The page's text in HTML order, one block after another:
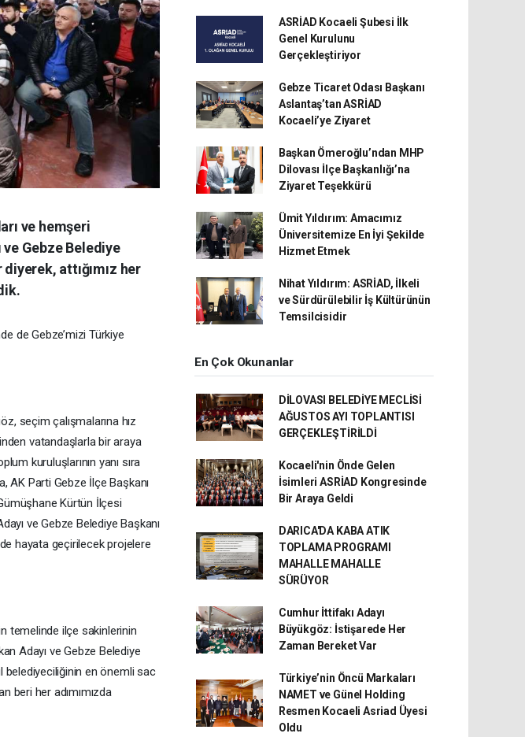
ve hemşeri
Gebze Belediye
attığımız her
de Gebze’mizi Türkiye
seçim çalışmalarına hız
vatandaşlarla bir araya
kuruluşlarının yanı sıra
AK Parti Gebze İlçe Başkanı
Kürtün İlçesi
ve Gebze Belediye Başkanı
hayata geçirilecek projelere
temelinde ilçe sakinlerinin
Adayı ve Gebze Belediye
belediyeciliğinin en önemli sac
beri her adımımızda
ASRİAD Kocaeli Şubesi İlk
Genel Kurulunu
Gerçekleştiriyor
Gebze Ticaret Odası Başkanı
Aslantaş’tan ASRİAD
Kocaeli’ye Ziyaret
Başkan Ömeroğlu’ndan MHP
Dilovası İlçe Başkanlığı’na
Ziyaret Teşekkürü
Ümit Yıldırım: Amacımız
Üniversitemize En İyi Şekilde
Hizmet Etmek
Nihat Yıldırım: ASRİAD, İlkeli
ve Sürdürülebilir İş Kültürünün
Temsilcisidir
En Çok Okunanlar
DİLOVASI BELEDİYE MECLİSİ
AĞUSTOS AYI TOPLANTISI
GERÇEKLEŞTİRİLDİ
Kocaeli'nin Önde Gelen
İsimleri ASRİAD Kongresinde
Bir Araya Geldi
DARICA'DA KABA ATIK
TOPLAMA PROGRAMI
MAHALLE MAHALLE
SÜRÜYOR
Cumhur İttifakı Adayı
Büyükgöz: İstişarede Her
Zaman Bereket Var
Türkiye’nin Öncü Markaları
NAMET ve Günel Holding
Resmen Kocaeli Asriad Üyesi
Oldu